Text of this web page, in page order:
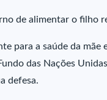
de alimentar o filho
para a saúde da mãe
das Nações
defesa.